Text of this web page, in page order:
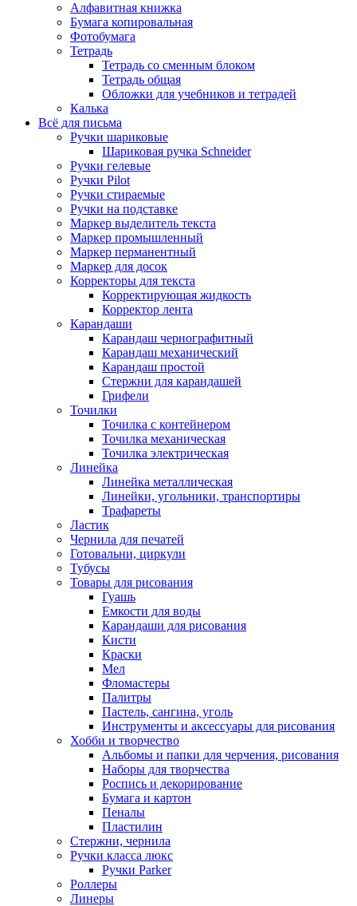
Алфавитная книжка
Бумага копировальная
Фотобумага
Тетрадь
Тетрадь со сменным блоком
Тетрадь общая
Обложки для учебников и тетрадей
Калька
Всё для письма
Ручки шариковые
Шариковая ручка Schneider
Ручки гелевые
Ручки Pilot
Ручки стираемые
Ручки на подставке
Маркер выделитель текста
Маркер промышленный
Маркер перманентный
Маркер для досок
Корректоры для текста
Корректирующая жидкость
Корректор лента
Карандаши
Карандаш чернографитный
Карандаш механический
Карандаш простой
Стержни для карандашей
Грифели
Точилки
Точилка с контейнером
Точилка механическая
Точилка электрическая
Линейка
Линейка металлическая
Линейки, угольники, транспортиры
Трафареты
Ластик
Чернила для печатей
Готовальни, циркули
Тубусы
Товары для рисования
Гуашь
Емкости для воды
Карандаши для рисования
Кисти
Краски
Мел
Фломастеры
Палитры
Пастель, сангина, уголь
Инструменты и аксессуары для рисования
Хобби и творчество
Альбомы и папки для черчения, рисования
Наборы для творчества
Роспись и декорирование
Бумага и картон
Пеналы
Пластилин
Стержни, чернила
Ручки класса люкс
Ручки Parker
Роллеры
Линеры